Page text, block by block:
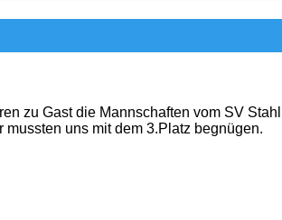
zu Gast die Mannschaften vom SV Stahl
uns mit dem 3.Platz begnügen.